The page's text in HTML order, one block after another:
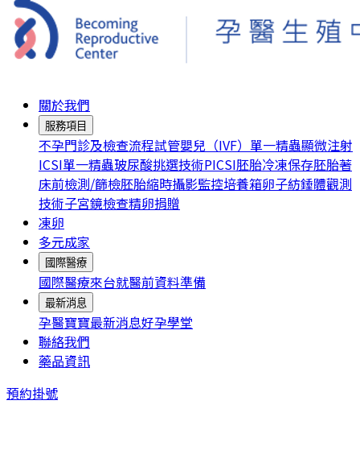
關於我們
服務項目
不孕門診及檢查流程試管嬰兒（IVF） 單一精蟲顯微注射
ICSI單一精蟲玻尿酸挑選技術PICSI胚胎冷凍保存胚胎著
床前檢測/篩檢胚胎縮時攝影監控培養箱卵子紡錘體觀測
技術子宮鏡檢查精卵捐贈
凍卵
多元成家
國際醫療
國際醫療來台就醫前資料準備
最新消息
孕醫寶寶最新消息好孕學堂
聯絡我們
藥品資訊
預約掛號